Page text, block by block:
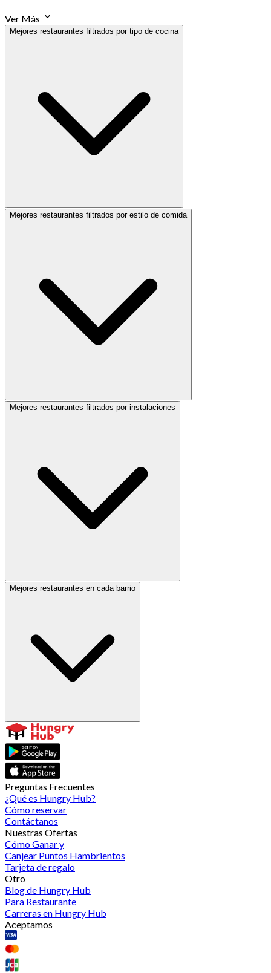
Ver Más
Mejores restaurantes filtrados por tipo de cocina
Mejores restaurantes filtrados por estilo de comida
Mejores restaurantes filtrados por instalaciones
Mejores restaurantes en cada barrio
Preguntas Frecuentes
¿Qué es Hungry Hub?
Cómo reservar
Contáctanos
Nuestras Ofertas
Cómo Ganar y
Canjear Puntos Hambrientos
Tarjeta de regalo
Otro
Blog de Hungry Hub
Para Restaurante
Carreras en Hungry Hub
Aceptamos